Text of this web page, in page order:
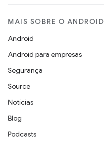
MAIS SOBRE O ANDROID
Android
Android para empresas
Segurança
Source
Notícias
Blog
Podcasts